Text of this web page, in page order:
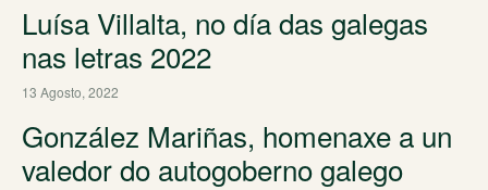
Luísa Villalta, no día das galegas
nas letras 2022
13 Agosto, 2022
González Mariñas, homenaxe a un
valedor do autogoberno galego